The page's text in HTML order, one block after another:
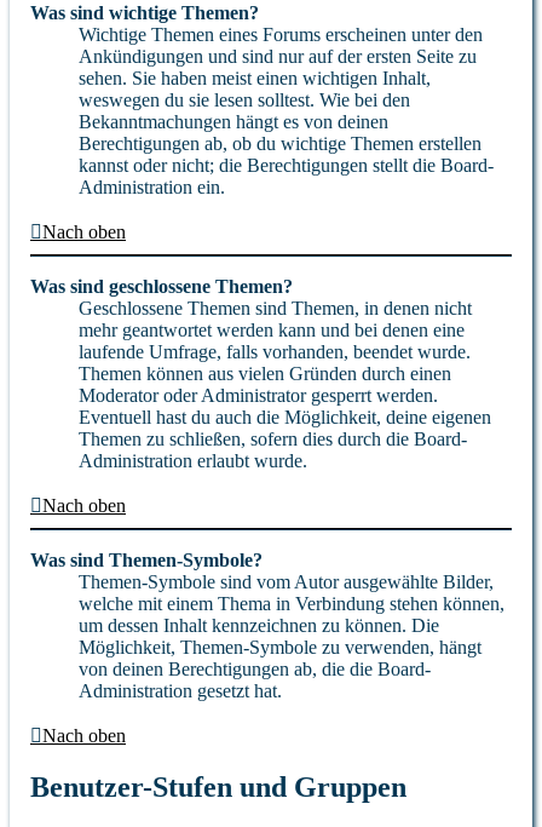
Was sind wichtige Themen?
Wichtige Themen eines Forums erscheinen unter den
Ankündigungen und sind nur auf der ersten Seite zu
sehen. Sie haben meist einen wichtigen Inhalt,
weswegen du sie lesen solltest. Wie bei den
Bekanntmachungen hängt es von deinen
Berechtigungen ab, ob du wichtige Themen erstellen
kannst oder nicht; die Berechtigungen stellt die Board-
Administration ein.
Nach oben
Was sind geschlossene Themen?
Geschlossene Themen sind Themen, in denen nicht
mehr geantwortet werden kann und bei denen eine
laufende Umfrage, falls vorhanden, beendet wurde.
Themen können aus vielen Gründen durch einen
Moderator oder Administrator gesperrt werden.
Eventuell hast du auch die Möglichkeit, deine eigenen
Themen zu schließen, sofern dies durch die Board-
Administration erlaubt wurde.
Nach oben
Was sind Themen-Symbole?
Themen-Symbole sind vom Autor ausgewählte Bilder,
welche mit einem Thema in Verbindung stehen können,
um dessen Inhalt kennzeichnen zu können. Die
Möglichkeit, Themen-Symbole zu verwenden, hängt
von deinen Berechtigungen ab, die die Board-
Administration gesetzt hat.
Nach oben
Benutzer-Stufen und Gruppen